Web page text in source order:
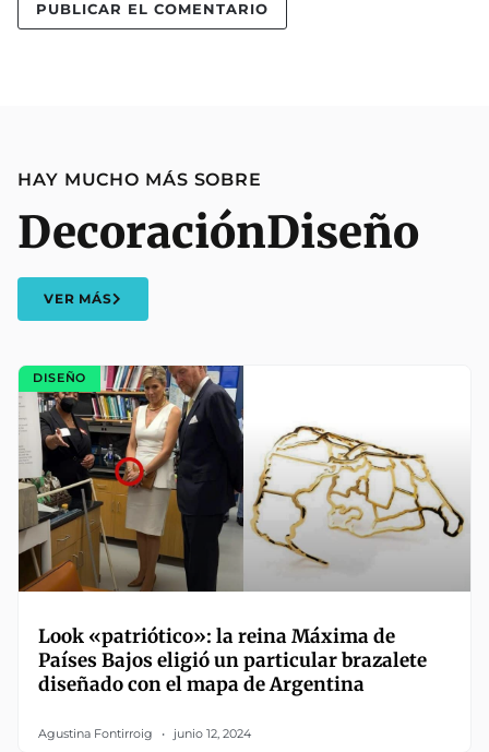
HAY MUCHO MÁS SOBRE
DecoraciónDiseño
VER MÁS
DISEÑO
Look «patriótico»: la reina Máxima de
Países Bajos eligió un particular brazalete
diseñado con el mapa de Argentina
Agustina Fontirroig junio 12, 2024